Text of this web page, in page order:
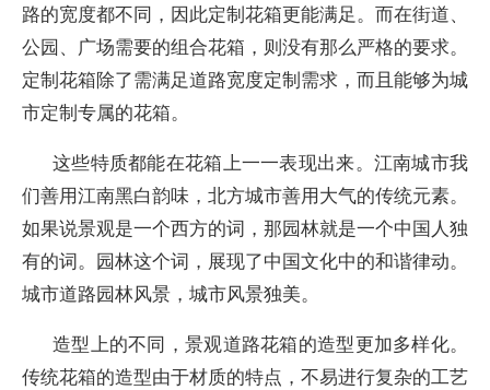
路的宽度都不同，因此定制花箱更能满足。而在街道、
公园、广场需要的组合花箱，则没有那么严格的要求。
定制花箱除了需满足道路宽度定制需求，而且能够为城
市定制专属的花箱。
这些特质都能在花箱上一一表现出来。江南城市我
们善用江南黑白韵味，北方城市善用大气的传统元素。
如果说景观是一个西方的词，那园林就是一个中国人独
有的词。园林这个词，展现了中国文化中的和谐律动。
城市道路园林风景，城市风景独美。
造型上的不同，景观道路花箱的造型更加多样化。
传统花箱的造型由于材质的特点，不易进行复杂的工艺